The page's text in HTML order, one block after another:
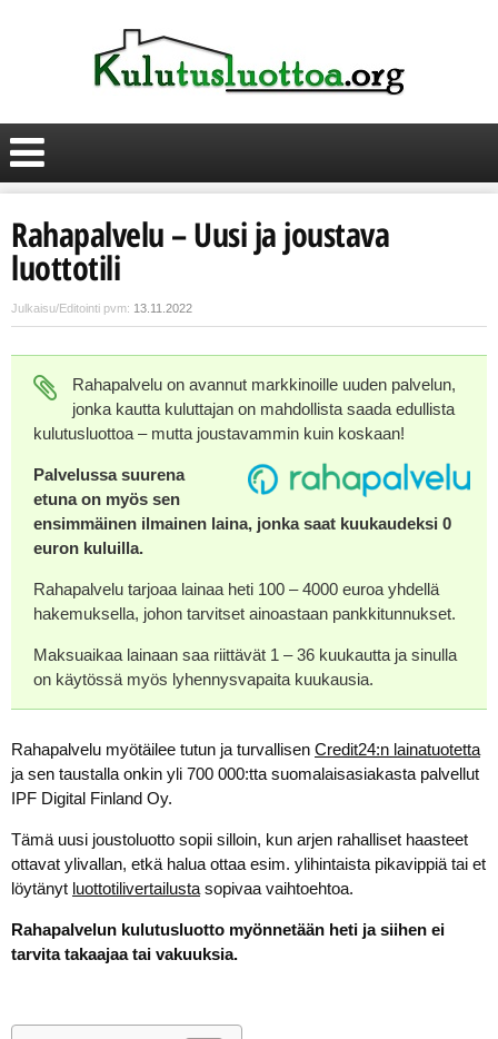
Rahapalvelu – Uusi ja joustava
luottotili
Julkaisu/Editointi pvm: 13.11.2022
Rahapalvelu on avannut markkinoille uuden palvelun,
jonka kautta kuluttajan on mahdollista saada edullista
kulutusluottoa – mutta joustavammin kuin koskaan!
Palvelussa suurena
etuna on myös sen
ensimmäinen ilmainen laina, jonka saat kuukaudeksi 0
euron kuluilla.
Rahapalvelu tarjoaa lainaa heti 100 – 4000 euroa yhdellä
hakemuksella, johon tarvitset ainoastaan pankkitunnukset.
Maksuaikaa lainaan saa riittävät 1 – 36 kuukautta ja sinulla
on käytössä myös lyhennysvapaita kuukausia.
Rahapalvelu myötäilee tutun ja turvallisen Credit24:n lainatuotetta
ja sen taustalla onkin yli 700 000:tta suomalaisasiakasta palvellut
IPF Digital Finland Oy.
Tämä uusi joustoluotto sopii silloin, kun arjen rahalliset haasteet
ottavat ylivallan, etkä halua ottaa esim. ylihintaista pikavippiä tai et
löytänyt luottotilivertailusta sopivaa vaihtoehtoa.
Rahapalvelun kulutusluotto myönnetään heti ja siihen ei
tarvita takaajaa tai vakuuksia.